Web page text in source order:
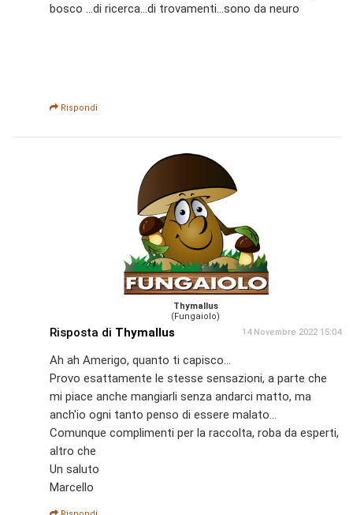
bosco ...di ricerca...di trovamenti...sono da neuro
Rispondi
Thymallus
(Fungaiolo)
Risposta di Thymallus 14 Novembre 2022 15:04
Ah ah Amerigo, quanto ti capisco...
Provo esattamente le stesse sensazioni, a parte che
mi piace anche mangiarli senza andarci matto, ma
anch'io ogni tanto penso di essere malato...
Comunque complimenti per la raccolta, roba da esperti,
altro che
Un saluto
Marcello